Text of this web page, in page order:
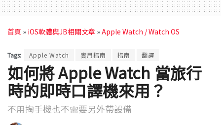
首頁 » iOS軟體與JB相關文章 »Apple Watch / Watch OS
Tags: Apple Watch 實用指南 指南 翻譯
如何將 Apple Watch 當旅行
時的即時口譯機來用？
不用掏手機也不需要另外帶設備